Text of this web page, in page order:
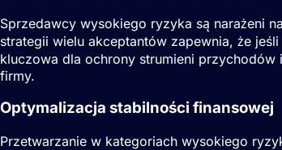
Sprzedawcy wysokiego ryzyka są narażeni
strategii wielu akceptantów zapewnia, że jeśli
kluczowa dla ochrony strumieni przychodów
firmy.
Optymalizacja stabilności finansowej
Przetwarzanie w kategoriach wysokiego